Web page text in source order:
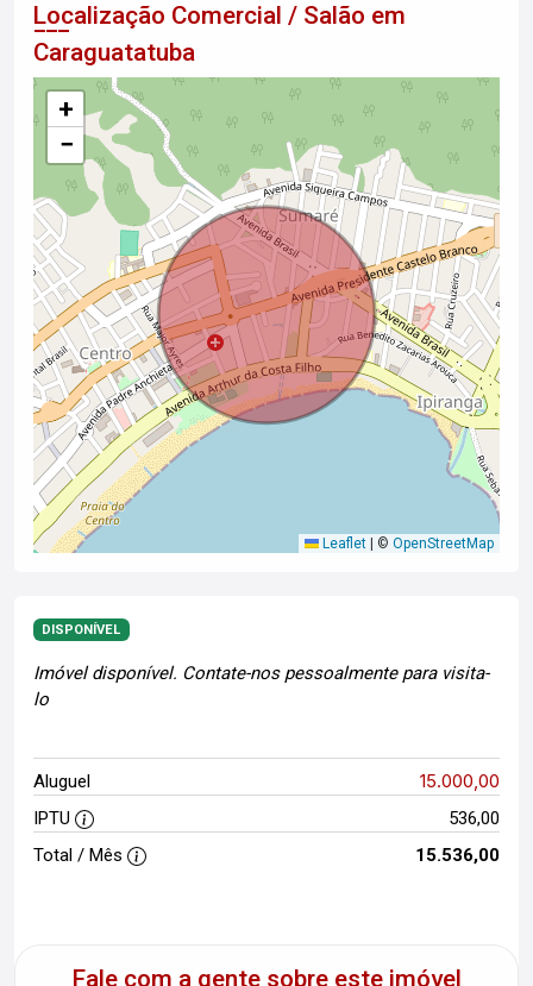
Localização Comercial / Salão em
Caraguatatuba
+
−
Leaflet © OpenStreetMap
DISPONÍVEL
Imóvel disponível. Contate-nos pessoalmente para visita-
lo
Aluguel 15.000,00
IPTU
536,00
Total / Mês
15.536,00
Fale com a gente sobre este imóvel